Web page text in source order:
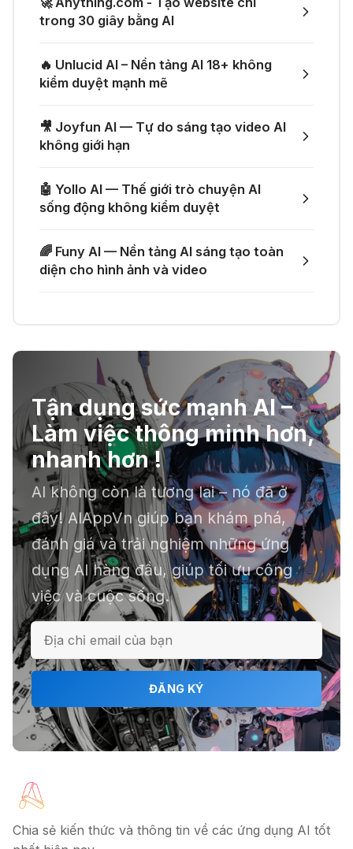
với một prompt
04 Thg 07 2026
🚀 Một GitHub Repository tổng hợp
gần như mọi API AI miễn phí
Plus miễn phí
03 Thg 07 2026
🎁 Nhận miễn phí DeepSeek V4 Pro
và Claude Opus 4.8 trên Merlin AI
🤙 Lindy AI: Tự động hóa thông
minh
🌟 Augment AI Agent - Trợ thủ đắc
ghi âm thành văn bản
☣️ Proxy by Convergence - AI
agent tự động hoá
📕 Kimi AI - Ứng dụng tóm tắt hàng
chục file dữ liệu
ℹ️ Napkin AI - Biến văn bản thành
infographic
🎗️ Logomaster.ai: Thiết kế logo
chuyên nghiệp trong 5 phút
trong 30 giây bằng AI
🔥 Unlucid AI – Nền tảng AI 18+ không
kiểm duyệt mạnh mẽ
🎥 Joyfun AI — Tự do sáng tạo video AI
không giới hạn
🤖 Yollo AI — Thế giới trò chuyện AI
sống động không kiểm duyệt
🌈 Funy AI — Nền tảng AI sáng tạo toàn
diện cho hình ảnh và video
Tận dụng sức mạnh AI –
Làm việc thông minh hơn,
nhanh hơn !
AI không còn là tương lai – nó đã ở
đây! AIAppVn giúp bạn khám phá,
đánh giá và trải nghiệm những ứng
dụng AI hàng đầu, giúp tối ưu công
việc và cuộc sống.
ĐĂNG KÝ
Chia sẻ kiến thức và thông tin về các ứng dụng AI tốt